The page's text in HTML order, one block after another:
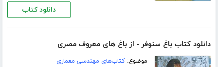
دانلود کتاب
دانلود کتاب باغ سنوفر - از باغ های معروف مصری
موضوع:کتاب‌های مهندسی معماری